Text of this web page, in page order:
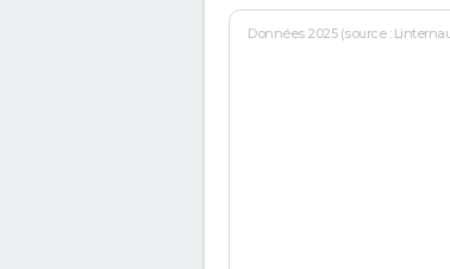
Données 2025 (source :